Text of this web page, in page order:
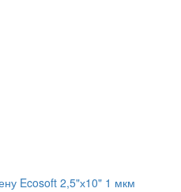
Ecosoft 2,5"х10" 1 мкм